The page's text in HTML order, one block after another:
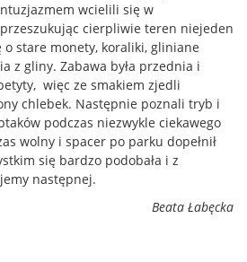
wcielili się w
cierpliwie teren niejeden
o stare monety, koraliki, gliniane
z gliny. Zabawa była przednia i
więc ze smakiem zjedli
chlebek. Następnie poznali tryb i
podczas niezwykle ciekawego
wolny i spacer po parku dopełnił
się bardzo podobała i z
następnej.
Beata Łabęcka